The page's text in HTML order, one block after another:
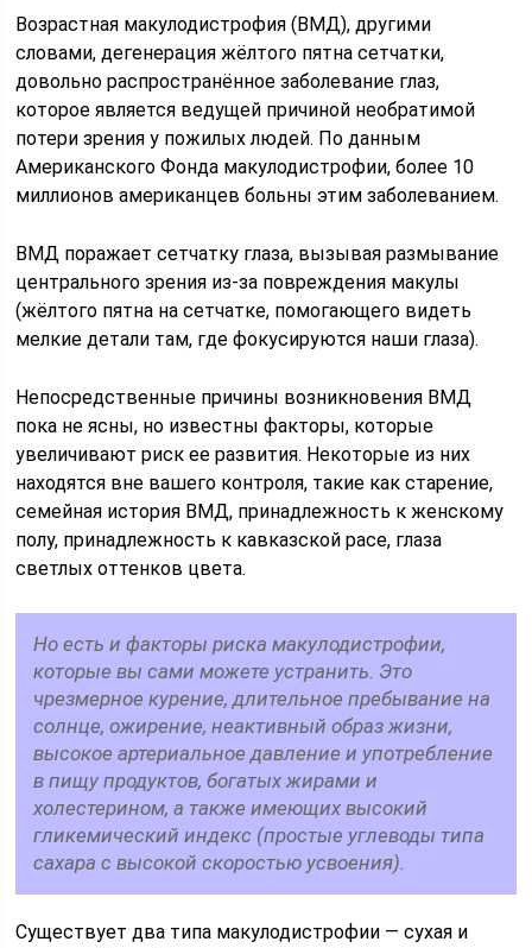
Возрастная макулодистрофия (ВМД), другими
словами, дегенерация жёлтого пятна сетчатки,
довольно распространённое заболевание глаз,
которое является ведущей причиной необратимой
потери зрения у пожилых людей. По данным
Американского Фонда макулодистрофии, более 10
миллионов американцев больны этим заболеванием.
ВМД поражает сетчатку глаза, вызывая размывание
центрального зрения из-за повреждения макулы
(жёлтого пятна на сетчатке, помогающего видеть
мелкие детали там, где фокусируются наши глаза).
Непосредственные причины возникновения ВМД
пока не ясны, но известны факторы, которые
увеличивают риск ее развития. Некоторые из них
находятся вне вашего контроля, такие как старение,
семейная история ВМД, принадлежность к женскому
полу, принадлежность к кавказской расе, глаза
светлых оттенков цвета.
Но есть и факторы риска макулодистрофии,
которые вы сами можете устранить. Это
чрезмерное курение, длительное пребывание на
солнце, ожирение, неактивный образ жизни,
высокое артериальное давление и употребление
в пищу продуктов, богатых жирами и
холестерином, а также имеющих высокий
гликемический индекс (простые углеводы типа
сахара с высокой скоростью усвоения).
Существует два типа макулодистрофии — сухая и